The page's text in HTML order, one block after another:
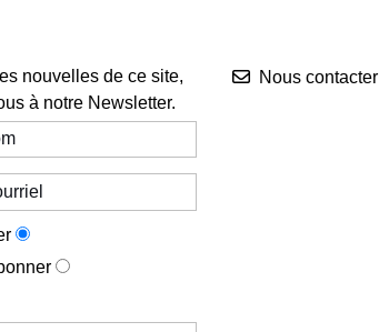
nouvelles de ce site,
à notre Newsletter.
Nous contacter